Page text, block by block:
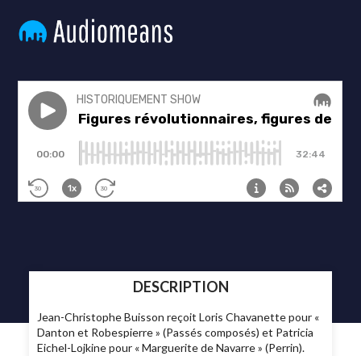
DESCRIPTION
Jean-Christophe Buisson reçoit Loris Chavanette pour «
Danton et Robespierre » (Passés composés) et Patricia
Eichel-Lojkine pour « Marguerite de Navarre » (Perrin).